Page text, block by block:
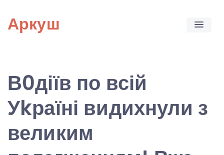
content
Аркуш
В0діїв по всій
Уkраїні видихнули з
великим